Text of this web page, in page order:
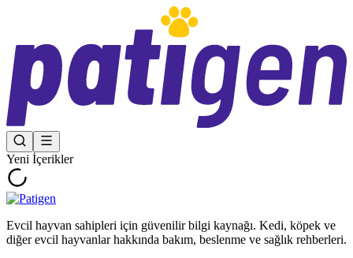
Yeni İçerikler
Evcil hayvan sahipleri için güvenilir bilgi kaynağı. Kedi, köpek ve
diğer evcil hayvanlar hakkında bakım, beslenme ve sağlık rehberleri.